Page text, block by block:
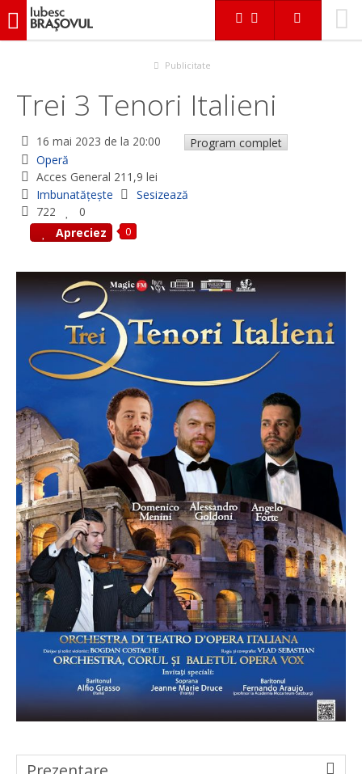
iubescbraşovul.ro
Trei 3 Tenori Italieni
Publicitate
Trei 3 Tenori Italieni
16 mai 2023 de la 20:00
Program complet
Operă
Acces General 211,9 lei
Imbunatățește
Sesizează
722
0
Apreciez
0